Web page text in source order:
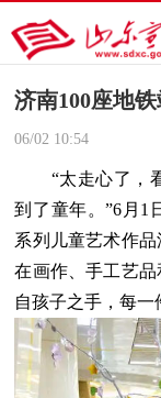
济南100座地
06/02 10:54
“太走心了，看
到了童年。”6月1
系列儿童艺术作品
在画作、手工艺
自孩子之手，每一